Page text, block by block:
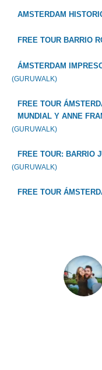
AMSTERDAM
FREE TOUR BARRIO
ÁMSTERDAM
(GURUWALK)
FREE TOUR
MUNDIAL Y ANNE
(GURUWALK)
FREE TOUR: BARRIO
(GURUWALK)
FREE TOUR